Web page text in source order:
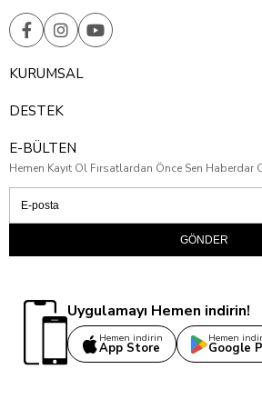
KURUMSAL
DESTEK
E-BÜLTEN
Hemen Kayıt Ol Fırsatlardan Önce Sen Haberdar
GÖNDER
Uygulamayı Hemen indirin!
Hemen indirin
App Store
Hemen
Google